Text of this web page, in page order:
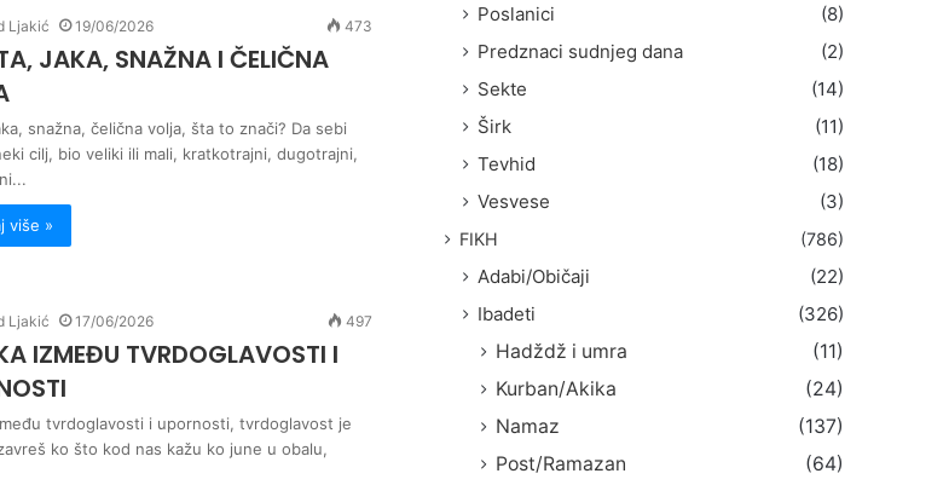
Ljakić 19/06/2026 473
JAKA, SNAŽNA I ČELIČNA
snažna, čelična volja, šta to znači? Da sebi
cilj, bio veliki ili mali, kratkotrajni, dugotrajni,
više »
Ljakić 17/06/2026 497
IZMEĐU TVRDOGLAVOSTI I
tvrdoglavosti i upornosti, tvrdoglavost je
ko što kod nas kažu ko june u obalu,
Poslanici
(8)
Predznaci sudnjeg dana
(2)
Sekte
(14)
Širk
(11)
Tevhid
(18)
Vesvese
(3)
FIKH (786)
Adabi/Običaji
(22)
Ibadeti
(326)
Hadždž i umra
(11)
Kurban/Akika
(24)
Namaz
(137)
Post/Ramazan
(64)